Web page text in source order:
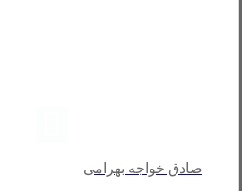
صادق خواجه بهرامی